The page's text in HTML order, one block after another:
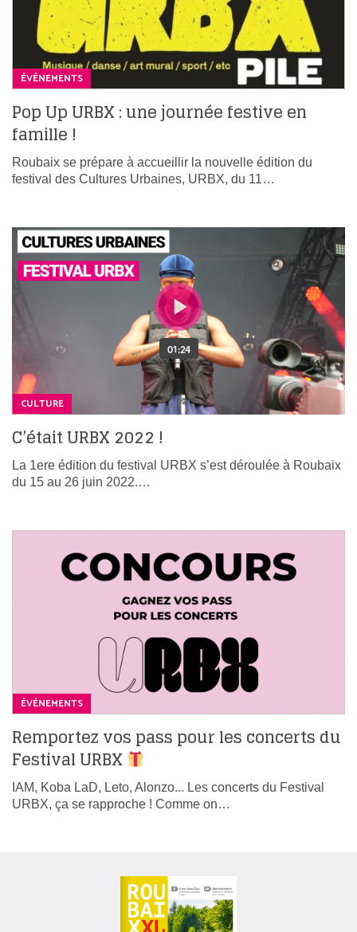
ÉVÉNEMENTS
Pop Up URBX : une journée festive en
famille !
Roubaix se prépare à accueillir la nouvelle édition du
festival des Cultures Urbaines, URBX, du 11…
CULTURE
C’était URBX 2022 !
La 1ere édition du festival URBX s’est déroulée à Roubaix
du 15 au 26 juin 2022.…
ÉVÉNEMENTS
Remportez vos pass pour les concerts du
Festival URBX
IAM, Koba LaD, Leto, Alonzo... Les concerts du Festival
URBX, ça se rapproche ! Comme on…